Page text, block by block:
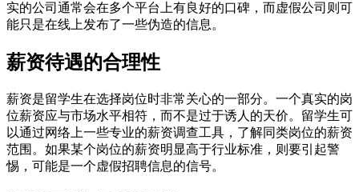
实的公司通常会在多个平台上有良好的口碑，而虚假公司则可
能只是在线上发布了一些伪造的信息。
薪资待遇的合理性
薪资是留学生在选择岗位时非常关心的一部分。一个真实的岗
位薪资应与市场水平相符，而不是过于诱人的天价。留学生可
以通过网络上一些专业的薪资调查工具，了解同类岗位的薪资
范围。如果某个岗位的薪资明显高于行业标准，则要引起警
惕，可能是一个虚假招聘信息的信号。